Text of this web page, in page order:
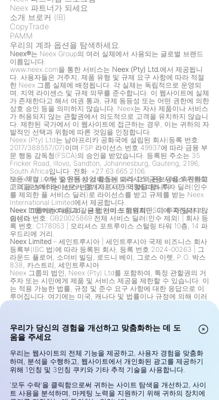
Neex 파트너가 되세요
소개 브로커 (IB)
CopyTrade
PAMM
우리의 계좌 옵션을 탐색하세요.
Neex®는 Neex Group의 여러 실체에서 사용되는 글로벌 브랜드
이름입니다.
www.neex.com을 통한 서비스는 Neex (Pty) Ltd.에서 제공됩니
다. 사용자들은 거주지, 제품 유형 및 규제 요구 사항에 따라 적절
한 Neex 그룹 실체에 배정됩니다. 각 실체는 독립적으로 운영되
며, 지역 라이센스 및 규제 의무를 준수합니다. 이 웹사이트에 실체
가 존재한다고 해서 여권 통과, 규제 동등성 또는 어떤 권한에 의한
상호 승인 등을 의미하지 않습니다. Neex는 자사 제품이나 서비스
가 허용되지 않는 관할권에서 의도적으로 고객을 유치하지 않습니
다. 제한된 국가에서 이 웹사이트에 접근하는 경우, 이는 귀하의 자
발적인 선택과 위험에 따른 것임을 인정합니다.
Neex (Pty) Ltd는 남아프리카 공화국에 설립된 회사(등록 번호:
2017/388557/07)이며 FSP 라이선스 번호 49937에 따라 금융 부
문 행동 감독청(FSCA)의 승인을 받았습니다. 등록된 주소는 35
Fricker Road, Illovo, Sandton, Johannesburg, Gauteng, 2196,
South Africa입니다. 전화: +27 63 665 2106.
Neex Pty Ltd는 승인된 사업 활동에 따라 고객 온보딩을 촉진하고
고객을 소개하는 브로커 중개자로서만 역할을 합니다.
모든 체결, 수탁 및 유동성 서비스는 모리셔스 금융 서비스 위원회
(FSC)로부터 라이선스 번호 GB20025869에 따라 투자 딜러(인수
를 제외한 풀 서비스 딜러)로 라이선스를 받고 규제를 받는 Neex
International Limited에서 제공합니다.
Neex 그룹에는 다음과 같은 법인이 포함되지만, 이에 국한되지 않
습니다:
Neex International Ltd– 금융 서비스 위원회(FSC) 투자 딜러 라
이센스 번호: GB20025869 전체 서비스 딜러(인수 제외)
회사 등
록 번호: C178053
모리셔스 포트루이스 스털링 타워 10층, 14 파
우드리에 거리.
Neex Limited – 세인트루시아
세인트루시아 국제 비즈니스 회사
등록부(IBC 법)에 따라 등록된 회사, 등록 번호 2024-00263
그
라운드 플로어, 소더비 빌딩, 로드니 베이, 그로스 이렛, P.O. 박스
838, 카스트리, 세인트루시아
Neex 그룹의 법인, Neex (Pty) Ltd를 포함하여, 특정 관할권의 거
주자 또는 시민에게 제품 및 서비스 제공을 제한할 수 있습니다. 이
는 적용 가능한 법률, 규정 및 준수 요구 사항에 대한 응답으로 이
루어집니다. 여기에는 미국, 캐나다 및 법률이나 규정에 의해 이러
위험 경고:차액 계약(CFD) 및 외환(Forex)은 레버리지 상품이며
자본의 급속한 손실에 대한 높은 위험을 동반합니다. 이러한 상품
의 거래는 모든 투자자에게 적합하지 않을 수 있습니다. 귀하의 수
익 또는 손실 가능성은 시장 가격 변동에 직접적으로 연관되어 있
습니다. 거래를 시작하기 전에 귀하의 투자 목표, 경험 수준, 재정
상황 및 위험 감내 능력을 신중하게 고려하십시오. 거래의 위험이
나 조건에 대해 확신이 없다면 자격을 갖춘 재정 고문에게 독립적
인 조언을 받으십시오. 감당할 수 없는 자금으로 거래하지 마십시
오.
우리가 당신의 경험을 개선하고 맞춤화하는 데 도
움을 주세요
우리는 웹사이트의 전체 기능을 제공하고, 사용자 경험을 맞춤화
하며, 분석을 수행하고, 웹사이트에서 개인화된 광고를 제공하기
위해 1인칭 및 3인칭 쿠키와 기타 추적 기술을 사용합니다.
'모두 수락'을 클릭함으로써 귀하는 사이트 탐색을 개선하고, 사이
트 사용을 분석하며, 마케팅 노력을 지원하기 위해 귀하의 장치에